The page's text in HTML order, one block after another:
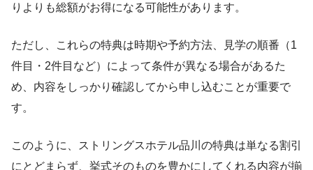
りよりも総額がお得になる可能性があります。
ただし、これらの特典は時期や予約方法、見学の順番（1
件目・2件目など）によって条件が異なる場合があるた
め、内容をしっかり確認してから申し込むことが重要で
す。
このように、ストリングスホテル品川の特典は単なる割引
にとどまらず、挙式そのものを豊かにしてくれる内容が揃